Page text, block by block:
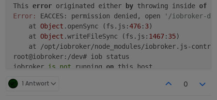
This error originated either by throwing inside of
Error:
EACCES: permission denied, open
'/iobroker-
    at
Object .openSync (fs.js:476: 3)
    at
Object .writeFileSync (fs.js: 1467: 35)
at /opt/iobroker/node_modules/iobroker.js-
root@iobroker:/dev# iob status
iobroker is not running on this host.
1 Antwort 0